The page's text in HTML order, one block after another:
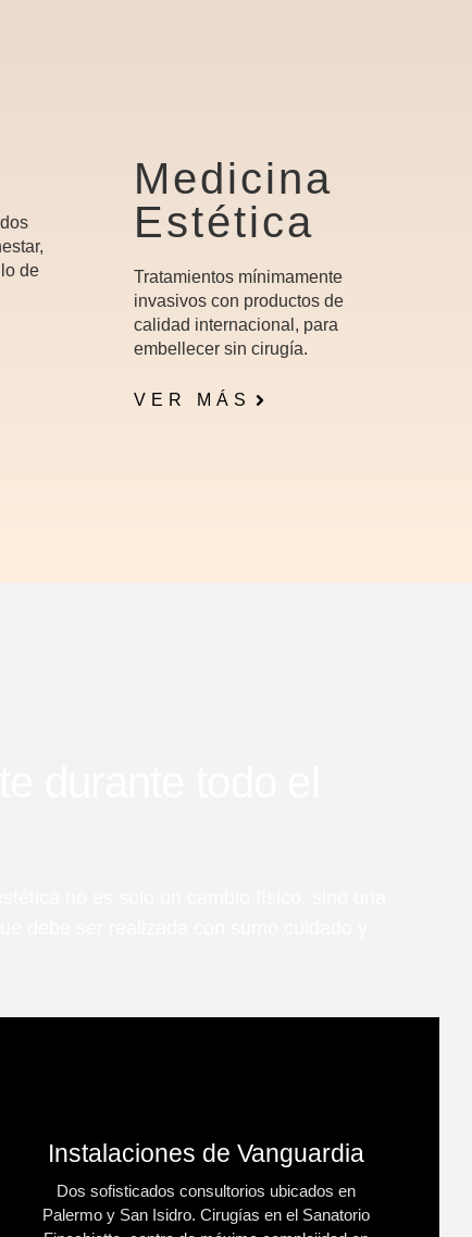
de
Medicina
Estética
Tratamientos mínimamente
invasivos con productos de
calidad internacional, para
embellecer sin cirugía.
VER MÁS
Instalaciones de Vanguardia
Dos sofisticados consultorios ubicados en
Palermo y San Isidro. Cirugías en el Sanatorio